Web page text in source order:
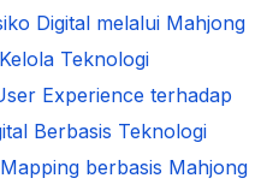
Digital melalui Mahjong
Teknologi
Experience terhadap
Berbasis Teknologi
berbasis Mahjong